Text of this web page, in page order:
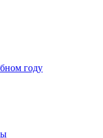
году